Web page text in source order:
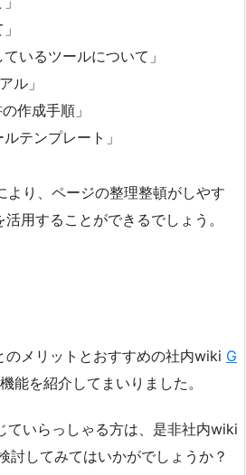
ル」
ルテンプレート」
より、ページの整理整頓がしやす
用することができるでしょう。
メリットとおすすめの社内wiki G
能を紹介してまいりました。
ていらっしゃる方は、是非社内wiki
討してみてはいかがでしょうか？